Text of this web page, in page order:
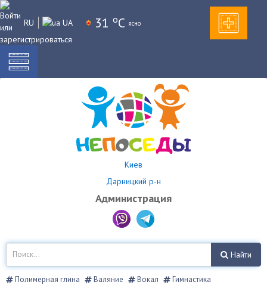
RU UA 31 oC ясно
Киев
Дарницкий р-н
Администрация
Найти
Полимерная глина Валяние Вокал
Гимнастика